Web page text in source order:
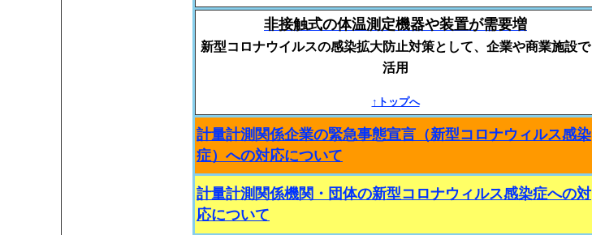
非接触式の体温測定機器や装置が需要増
新型コロナウイルスの感染拡大防止対策として、企業や商業施設で
活用
↑トップへ
計量計測関係企業の緊急事態宣言（新型コロナウィルス感染
症）への対応について
計量計測関係機関・団体の新型コロナウィルス感染症への対
応について